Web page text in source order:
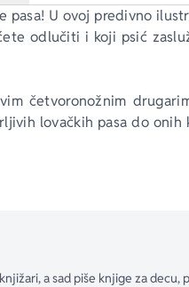
U ovoj predivno
odlučiti i koji psić
četvoronožnim
lovačkih pasa do onih
a sad piše knjige za